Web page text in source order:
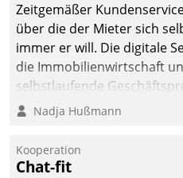
Zeitgemäßer
über die der Mieter sich
immer er will. Die digitale
die Immobilienwirtschaft
selbstlaufende
Kunde und smart der
Nadja Hußmann
Kooperation
Chat-fit